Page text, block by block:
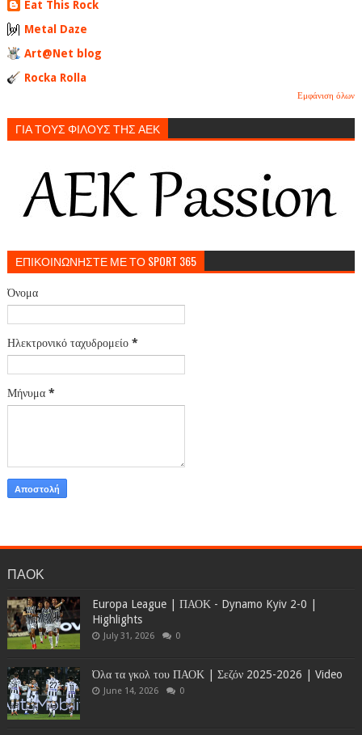
Eat This Rock
Metal Daze
Art@Net blog
Rocka Rolla
Εμφάνιση όλων
ΓΙΑ ΤΟΥΣ ΦΙΛΟΥΣ ΤΗΣ ΑΕΚ
ΕΠΙΚΟΙΝΩΝΗΣΤΕ ΜΕ ΤΟ SPORT 365
Όνομα
Ηλεκτρονικό ταχυδρομείο *
Μήνυμα *
ΠΑΟΚ
Europa League | ΠΑΟΚ - Dynamo Kyiv 2-0 |
Highlights
July 31, 2026 0
Όλα τα γκολ του ΠΑΟΚ | Σεζόν 2025-2026 | Video
June 14, 2026 0